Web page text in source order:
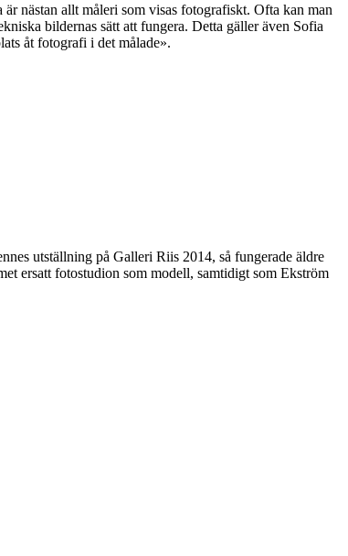
nästan allt måleri som visas fotografiskt. Ofta kan man
bildernas sätt att fungera. Detta gäller även Sofia
åt fotografi i det målade».
utställning på Galleri Riis 2014, så fungerade äldre
ersatt fotostudion som modell, samtidigt som Ekström